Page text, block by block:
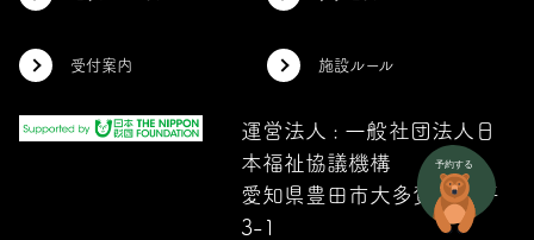
運営法人 : 一般社団法人日
本福祉協議機構
愛知県豊田市大多賀町下平
3-1
受付案内 施設ルール